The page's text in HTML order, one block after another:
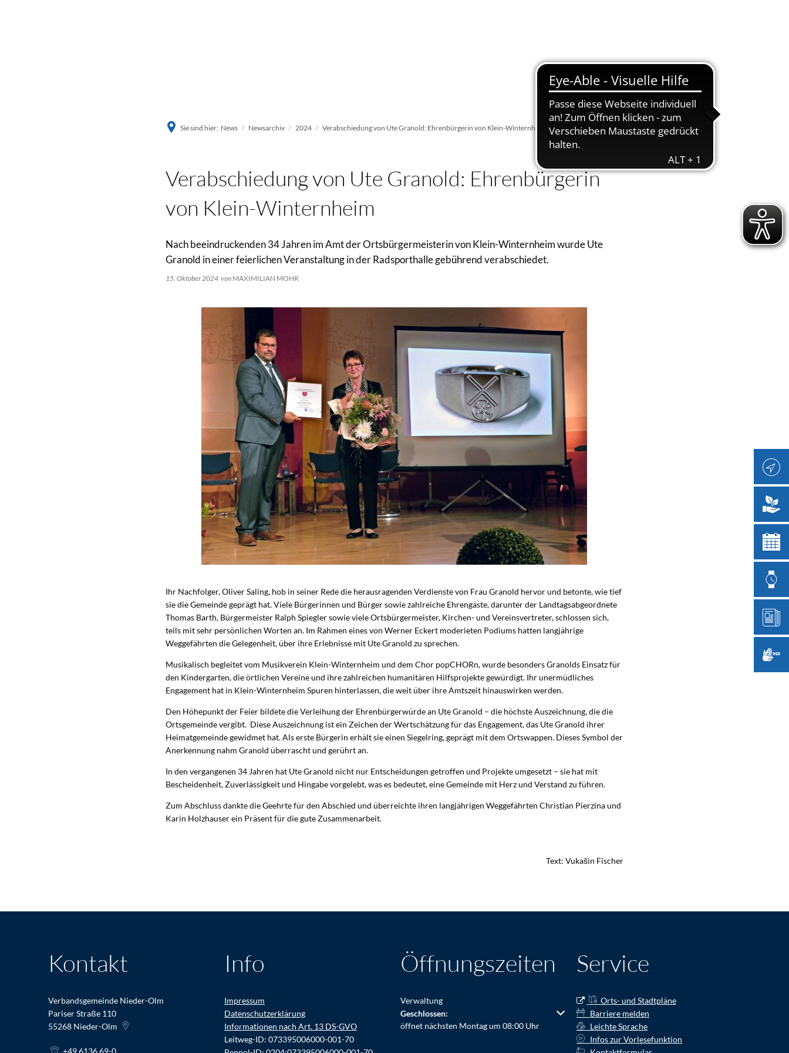
Sie sind hier: News Newsarchiv 2024 Verabschiedung von Ute Granold: Ehrenbürgerin von Klein-Winternheim
Verabschiedung von Ute Granold: Ehrenbürgerin
von Klein-Winternheim
Nach beeindruckenden 34 Jahren im Amt der Ortsbürgermeisterin von Klein-Winternheim wurde Ute
Granold in einer feierlichen Veranstaltung in der Radsporthalle gebührend verabschiedet.
15. Oktober 2024 von MAXIMILIAN MOHR
Ihr Nachfolger, Oliver Saling, hob in seiner Rede die herausragenden Verdienste von Frau Granold hervor und betonte, wie tief
sie die Gemeinde geprägt hat. Viele Bürgerinnen und Bürger sowie zahlreiche Ehrengäste, darunter der Landtagsabgeordnete
Thomas Barth, Bürgermeister Ralph Spiegler sowie viele Ortsbürgermeister, Kirchen- und Vereinsvertreter, schlossen sich,
teils mit sehr persönlichen Worten an. Im Rahmen eines von Werner Eckert moderieten Podiums hatten langjährige
Weggefährten die Gelegenheit, über ihre Erlebnisse mit Ute Granold zu sprechen.
Musikalisch begleitet vom Musikverein Klein-Winternheim und dem Chor popCHORn, wurde besonders Granolds Einsatz für
den Kindergarten, die örtlichen Vereine und ihre zahlreichen humanitären Hilfsprojekte gewürdigt. Ihr unermüdliches
Engagement hat in Klein-Winternheim Spuren hinterlassen, die weit über ihre Amtszeit hinauswirken werden.
Den Höhepunkt der Feier bildete die Verleihung der Ehrenbürgerwürde an Ute Granold – die höchste Auszeichnung, die die
Ortsgemeinde vergibt. Diese Auszeichnung ist ein Zeichen der Wertschätzung für das Engagement, das Ute Granold ihrer
Heimatgemeinde gewidmet hat. Als erste Bürgerin erhält sie einen Siegelring, geprägt mit dem Ortswappen. Dieses Symbol der
Anerkennung nahm Granold überrascht und gerührt an.
In den vergangenen 34 Jahren hat Ute Granold nicht nur Entscheidungen getroffen und Projekte umgesetzt – sie hat mit
Bescheidenheit, Zuverlässigkeit und Hingabe vorgelebt, was es bedeutet, eine Gemeinde mit Herz und Verstand zu führen.
Zum Abschluss dankte die Geehrte für den Abschied und überreichte ihren langjährigen Weggefährten Christian Pierzina und
Karin Holzhauser ein Präsent für die gute Zusammenarbeit.
Text: Vukašin Fischer
Kontakt
Verbandsgemeinde Nieder-Olm
Pariser Straße 110
55268 Nieder-Olm
+49 6136 69-0
Info
Impressum
Datenschutzerklärung
Informationen nach Art. 13 DS-GVO
Leitweg-ID: 073395006000-001-70
Öffnungszeiten
Verwaltung
Klicken, um weitere Öffnungs- oder Schließzeiten auszublenden
Geschlossen:
öffnet nächsten Montag um 08:00 Uhr
Service
Orts- und Stadtpläne
Barriere melden
Leichte Sprache
Infos zur Vorlesefunktion